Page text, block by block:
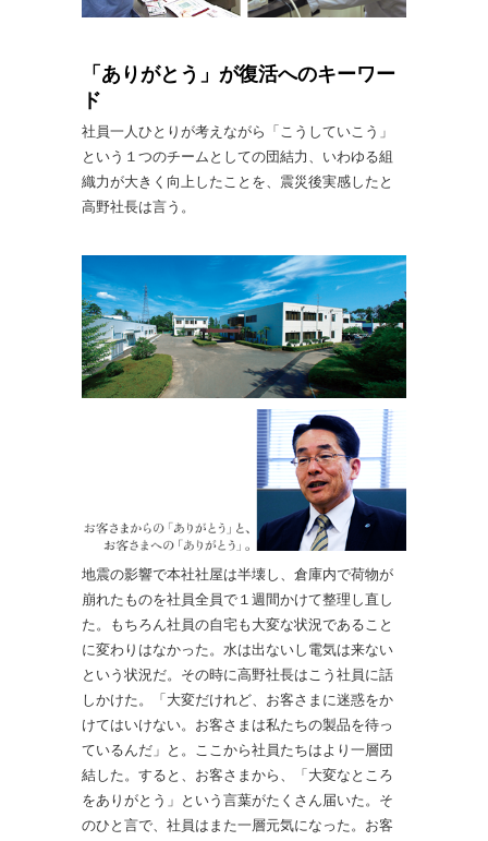
「ありがとう」が復活へのキーワー
ド
社員一人ひとりが考えながら「こうしていこう」
という１つのチームとしての団結力、いわゆる組
織力が大きく向上したことを、震災後実感したと
高野社長は言う。
地震の影響で本社社屋は半壊し、倉庫内で荷物が
崩れたものを社員全員で１週間かけて整理し直し
た。もちろん社員の自宅も大変な状況であること
に変わりはなかった。水は出ないし電気は来ない
という状況だ。その時に高野社長はこう社員に話
しかけた。「大変だけれど、お客さまに迷惑をか
けてはいけない。お客さまは私たちの製品を待っ
ているんだ」と。ここから社員たちはより一層団
結した。すると、お客さまから、「大変なところ
をありがとう」という言葉がたくさん届いた。そ
のひと言で、社員はまた一層元気になった。お客